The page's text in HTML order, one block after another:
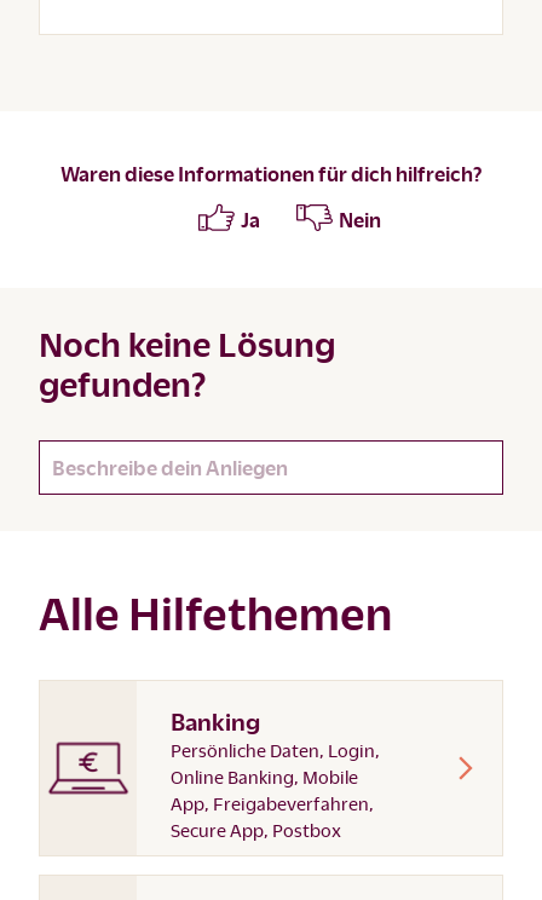
Waren diese Informationen für dich hilfreich?
Ja
Nein
Noch keine Lösung
gefunden?
Alle Hilfethemen
Banking
Persönliche Daten, Login,
Online Banking, Mobile
App, Freigabeverfahren,
Secure App, Postbox